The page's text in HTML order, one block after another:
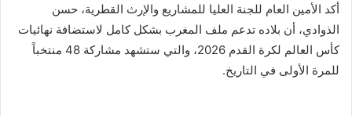
أكد الأمين العام للجنة العليا للمشاريع والإرث القطرية، حسن
الذوادي، أن بلاده تدعم ملف المغرب بشكل كامل لاستضافة نهائيات
كأس العالم لكرة القدم 2026، والتي ستشهد مشاركة 48 منتخباً
للمرة الأولى في التاريخ.